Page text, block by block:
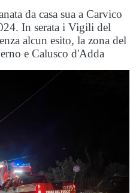
da casa sua a Carvico
In serata i Vigili del
alcun esito, la zona del
e Calusco d'Adda